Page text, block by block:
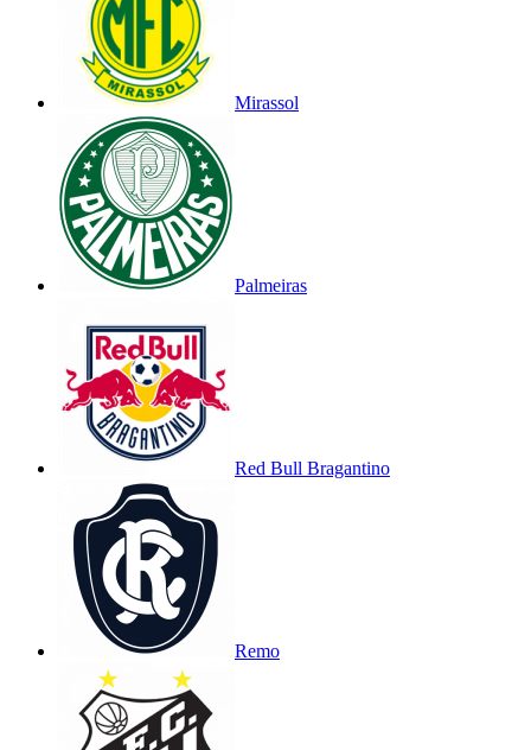
Mirassol
Palmeiras
Red Bull Bragantino
Remo